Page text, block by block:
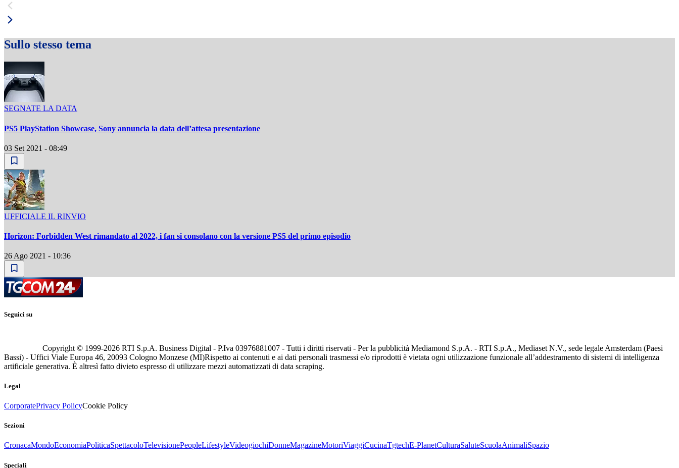
Sullo stesso tema
SEGNATE LA DATA
PS5 PlayStation Showcase, Sony annuncia la data dell’attesa presentazione
03 Set 2021 - 08:49
UFFICIALE IL RINVIO
Horizon: Forbidden West rimandato al 2022, i fan si consolano con la versione PS5 del primo episodio
26 Ago 2021 - 10:36
Seguici su
Copyright © 1999-2026 RTI S.p.A. Business Digital - P.Iva 03976881007 - Tutti i diritti riservati - Per la pubblicità Mediamond S.p.A. - RTI S.p.A., Mediaset N.V., sede legale Amsterdam (Paesi
Bassi) - Uffici Viale Europa 46, 20093 Cologno Monzese (MI)Rispetto ai contenuti e ai dati personali trasmessi e/o riprodotti è vietata ogni utilizzazione funzionale all’addestramento di sistemi di intelligenza
artificiale generativa. È altresì fatto divieto espresso di utilizzare mezzi automatizzati di data scraping.
Legal
CorporatePrivacy PolicyCookie Policy
Sezioni
CronacaMondoEconomiaPoliticaSpettacoloTelevisionePeopleLifestyleVideogiochiDonneMagazineMotoriViaggiCucinaTgtechE-PlanetCulturaSaluteScuolaAnimaliSpazio
Speciali